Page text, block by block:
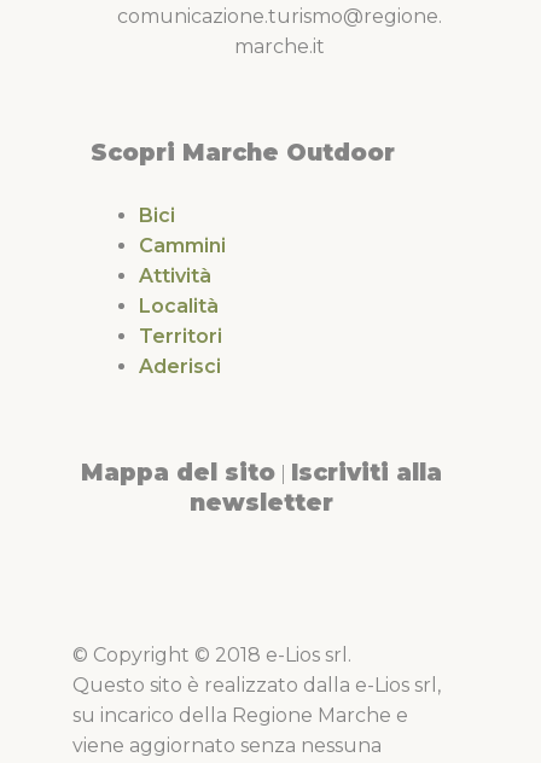
comunicazione.turismo@regione.
marche.it
Scopri Marche Outdoor
Bici
Cammini
Attività
Località
Territori
Aderisci
Mappa del sito Iscriviti alla
newsletter
© Copyright © 2018 e-Lios srl.
Questo sito è realizzato dalla e-Lios srl,
su incarico della Regione Marche e
viene aggiornato senza nessuna